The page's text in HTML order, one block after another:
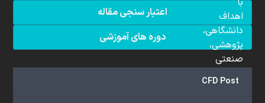
اعتبار سنجی مقاله
دوره های آموزشی
CFD Post
اهداف
دانشگاهی،
پژوهشی،
صنعتی
...